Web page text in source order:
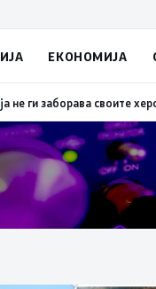
ЕКОНОМИЈА
за поевтино